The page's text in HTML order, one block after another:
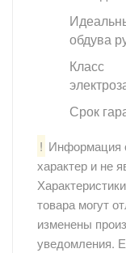
обдува
Класс
Срок
! Информация
характер и не
товара могут
изменены
уведомления.